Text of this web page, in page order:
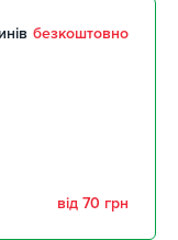
безкоштовно
від 70 грн